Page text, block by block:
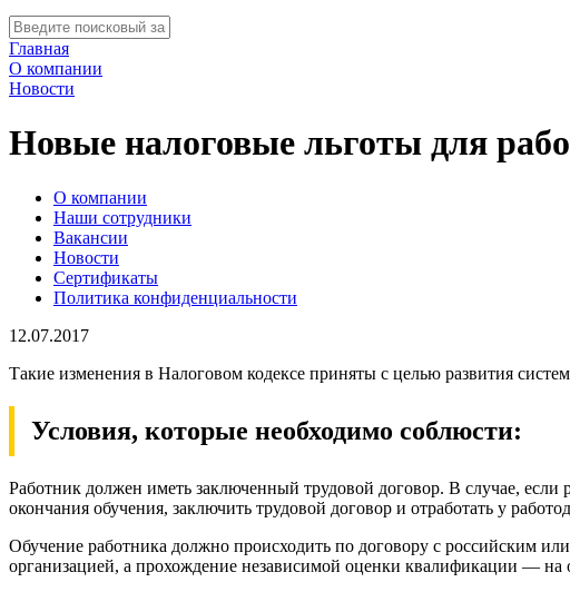
Главная
О компании
Новости
Новые налоговые льготы для
О компании
Наши сотрудники
Вакансии
Новости
Сертификаты
Политика конфиденциальности
12.07.2017
Такие изменения в Налоговом кодексе приняты с целью развития
Условия, которые необходимо соблюсти:
Работник должен иметь заключенный трудовой договор. В случае, если
окончания обучения, заключить трудовой договор и отработать у
Обучение работника должно происходить по договору с российским
организацией, а прохождение независимой оценки квалификации — на